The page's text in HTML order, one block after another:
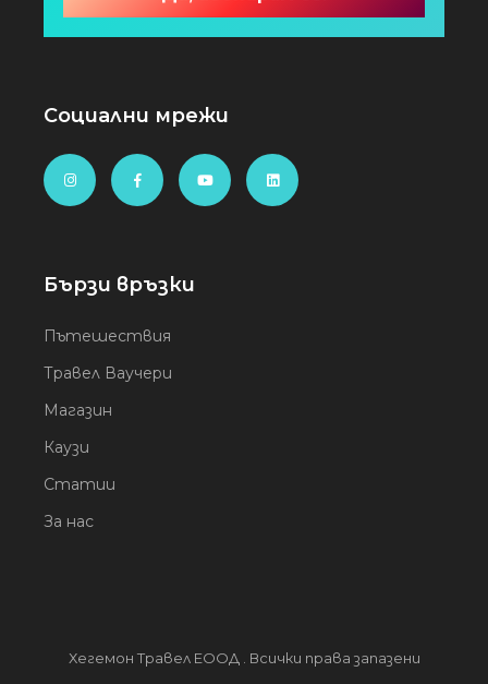
Социални мрежи
Бързи връзки
Пътешествия
Травел Ваучери
Магазин
Каузи
Статии
За нас
Хегемон Травел ЕООД . Всички права запазени